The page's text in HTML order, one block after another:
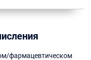
фармацевтическом